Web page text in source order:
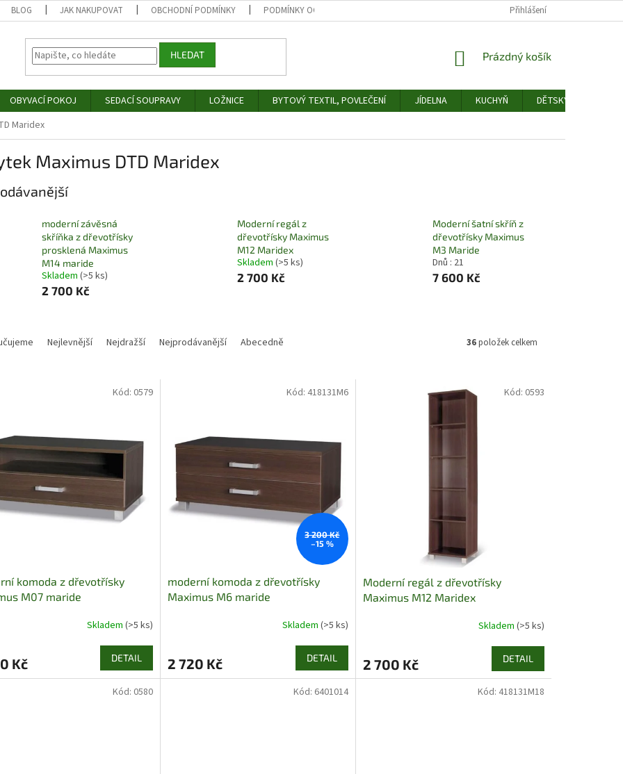
BLOG JAK NAKUPOVAT OBCHODNÍ PODMÍNKY PODMÍNKY OCHRANY OSOBNÍCH ÚDAJŮ ODSTOUPENÍ OD SMLOUVY
Přihlášení
HLEDAT
NÁKUPNÍ
Prázdný košík
OBYVACÍ POKOJ SEDACÍ SOUPRAVY LOŽNICE BYTOVÝ TEXTIL, POVLEČENÍ JÍDELNA KUCHYŇ
DĚTSKÝ POKOJ
Maridex
Maximus DTD Maridex
moderní závěsná
skříňka z dřevotřísky
prosklená Maximus
M14 maride
Skladem (>5 ks)
2 700 Kč
Moderní regál z
dřevotřísky Maximus
M12 Maridex
Skladem (>5 ks)
2 700 Kč
Moderní šatní skříň z
dřevotřísky Maximus
M3 Maride
Dnů : 21
7 600 Kč
Nejlevnější Nejdražší Nejprodávanější Abecedně 36položek celkem
komoda z dřevotřísky
M07 maride
Skladem (>5 ks)
Kč DETAIL
Kód: 0579
3 200 Kč
–15 %
moderní komoda z dřevotřísky
Maximus M6 maride
Skladem (>5 ks)
2 720 Kč DETAIL
Kód: 418131M6
Moderní regál z dřevotřísky
Maximus M12 Maridex
Skladem (>5 ks)
2 700 Kč DETAIL
Kód: 0593
Kód: 0580 Kód: 6401014 Kód: 418131M18